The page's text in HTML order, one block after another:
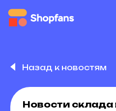
Назад к новостям
Новости